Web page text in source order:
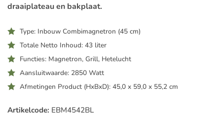
draaiplateau en bakplaat.
Type: Inbouw Combimagnetron (45 cm)
Totale Netto Inhoud: 43 liter
Functies: Magnetron, Grill, Hetelucht
Aansluitwaarde: 2850 Watt
Afmetingen Product (HxBxD): 45,0 x 59,0 x 55,2 cm
Artikelcode: EBM4542BL